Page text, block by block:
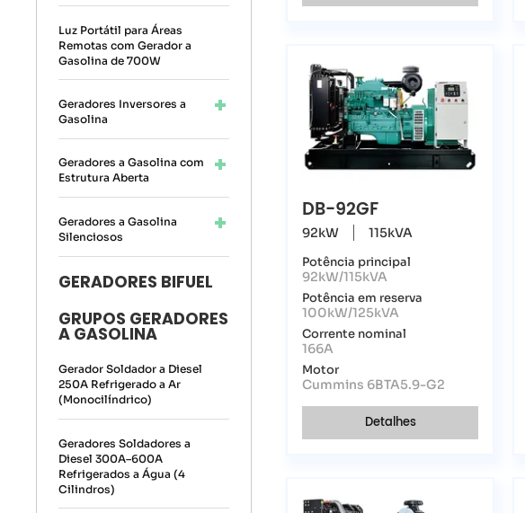
DB-92GF
92kW 115kVA
Potência principal
92kW/115kVA
Potência em reserva
100kW/125kVA
Corrente nominal
166A
Motor
Cummins 6BTA5.9-G2
Detalhes
Luz Portátil para Áreas
Remotas com Gerador a
Gasolina de 700W
Geradores Inversores a
Gasolina
Geradores a Gasolina com
Estrutura Aberta
Geradores a Gasolina
Silenciosos
GERADORES BIFUEL
GRUPOS GERADORES
A GASOLINA
Gerador Soldador a Diesel
250A Refrigerado a Ar
(Monocilíndrico)
Geradores Soldadores a
Diesel 300A–600A
Refrigerados a Água (4
Cilindros)